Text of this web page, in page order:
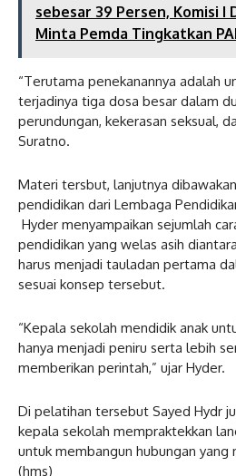
sebesar 39 Persen, Komisi I
Minta Pemda Tingkatkan
“Terutama penekanannya adalah
terjadinya tiga dosa besar dalam
perundungan, kekerasan seksual,
Suratno.
Materi tersbut, lanjutnya
pendidikan dari Lembaga
Hyder menyampaikan sejumlah
pendidikan yang welas asih
harus menjadi tauladan pertama
sesuai konsep tersebut.
“Kepala sekolah mendidik anak
hanya menjadi peniru serta lebih
memberikan perintah,” ujar Hyder.
Di pelatihan tersebut Sayed Hydr
kepala sekolah mempraktekkan
untuk membangun hubungan yang
(hms)